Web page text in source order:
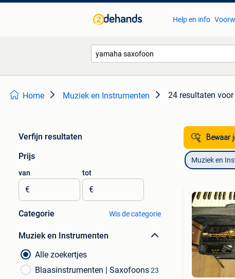
Help en info
Home Muziek en Instrumenten 24 resultaten
Verfijn resultaten
Prijs
van
€
tot
€
Categorie Wis de categorie
Muziek en Instrumenten
Alle zoekertjes
Blaasinstrumenten | Saxofoons23
Bewaar
Muziek en